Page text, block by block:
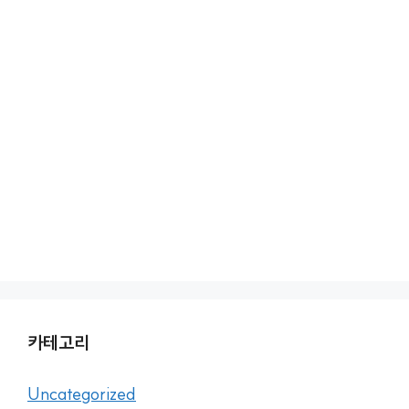
카테고리
Uncategorized